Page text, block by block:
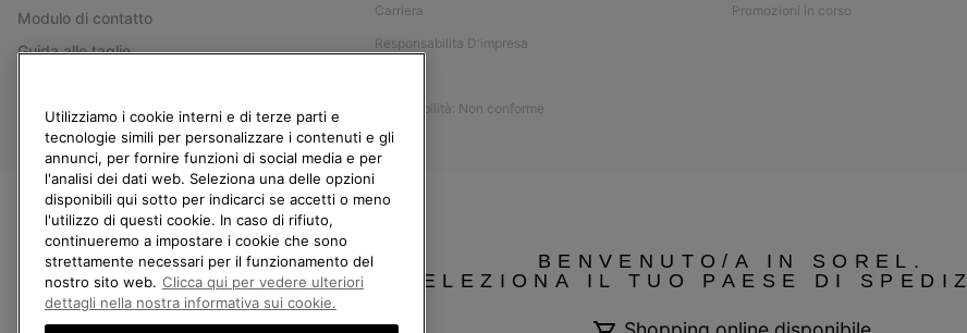
Modulo di contatto
Guida alle taglie
Resi
Recedi dal contratto
I miei ordini
Spedizione
Pagamento
Domande frequenti
Carriera
Responsabilita D'impresa
Accessibilità: Non conforme
Promozioni in corso
BENVENUTO/A IN SOREL.
SELEZIONA IL TUO PAESE DI
Utilizziamo i cookie interni e di terze parti e
tecnologie simili per personalizzare i contenuti e gli
annunci, per fornire funzioni di social media e per
l'analisi dei dati web. Seleziona una delle opzioni
disponibili qui sotto per indicarci se accetti o meno
l'utilizzo di questi cookie. In caso di rifiuto,
continueremo a impostare i cookie che sono
strettamente necessari per il funzionamento del
nostro sito web. Clicca qui per vedere ulteriori
dettagli nella nostra informativa sui cookie.